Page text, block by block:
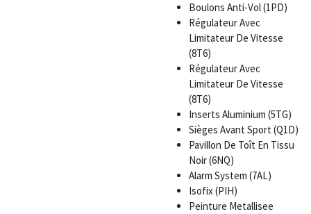
Boulons Anti-Vol (1PD)
Régulateur Avec
Limitateur De Vitesse
(8T6)
Régulateur Avec
Limitateur De Vitesse
(8T6)
Inserts Aluminium (5TG)
Sièges Avant Sport (Q1D)
Pavillon De Toît En Tissu
Noir (6NQ)
Alarm System (7AL)
Isofix (PIH)
Peinture Metallisee